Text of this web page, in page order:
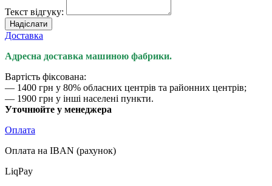
Текст відгуку:
Надіслати
Доставка
Адресна доставка машиною фабрики.
Вартість фіксована:
— 1400 грн у 80% обласних центрів та районних центрів;
— 1900 грн у інші населені пункти.
Уточнюйте у менеджера
Оплата
Оплата на IBAN (рахунок)
LiqPay